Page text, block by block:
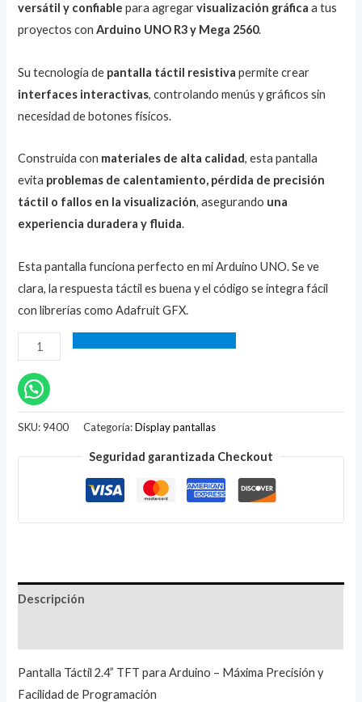
versátil y confiable para agregarvisualización gráfica a tus
proyectos conArduino UNO R3 y Mega 2560.
Su tecnología de pantalla táctil resistiva permite crear
interfaces interactivas, controlando menús y gráficos sin
necesidad de botones físicos.
Construida con materiales de alta calidad, esta pantalla
evita problemas de calentamiento, pérdida de precisión
táctil o fallos en la visualización, asegurando una
experiencia duradera y fluida.
Esta pantalla funciona perfecto en mi Arduino UNO. Se ve
clara, la respuesta táctil es buena y el código se integra fácil
con librerías como Adafruit GFX.
SKU:9400 Categoría:Display pantallas
Seguridad garantizada Checkout
Descripción
Pantalla Táctil 2.4” TFT para Arduino – Máxima Precisión y
Facilidad de Programación